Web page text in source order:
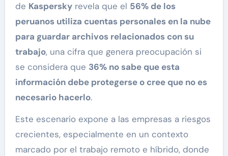
de Kasperskyrevela que el 56% de los
peruanos utiliza cuentas personales en la nube
para guardar archivos relacionados con su
trabajo, una cifra que genera preocupación si
se considera que 36% no sabe que esta
información debe protegerse o cree que no es
necesario hacerlo.
Este escenario expone a las empresas a riesgos
crecientes, especialmente en un contexto
marcado por el trabajo remoto e híbrido, donde